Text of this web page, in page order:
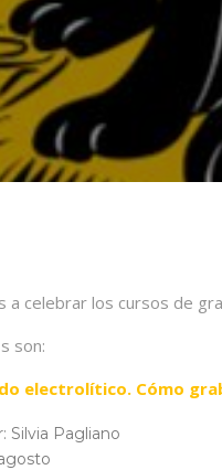
a celebrar los cursos de
son:
electrolítico. Cómo
Silvia Pagliano